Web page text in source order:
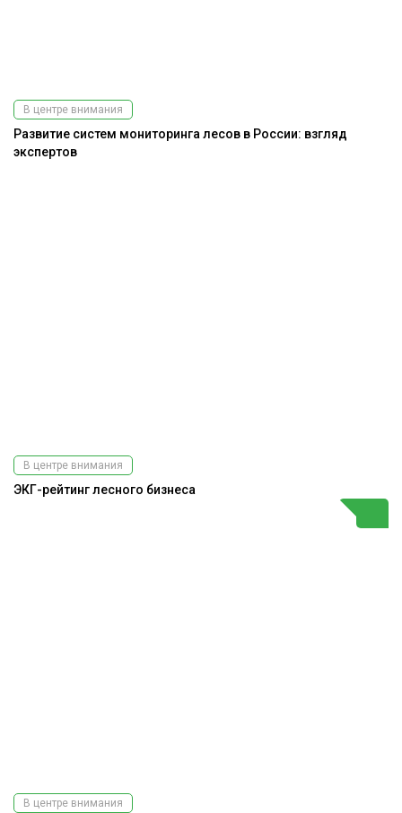
В центре внимания
Развитие систем мониторинга лесов в России: взгляд
экспертов
В центре внимания
ЭКГ-рейтинг лесного бизнеса
В центре внимания